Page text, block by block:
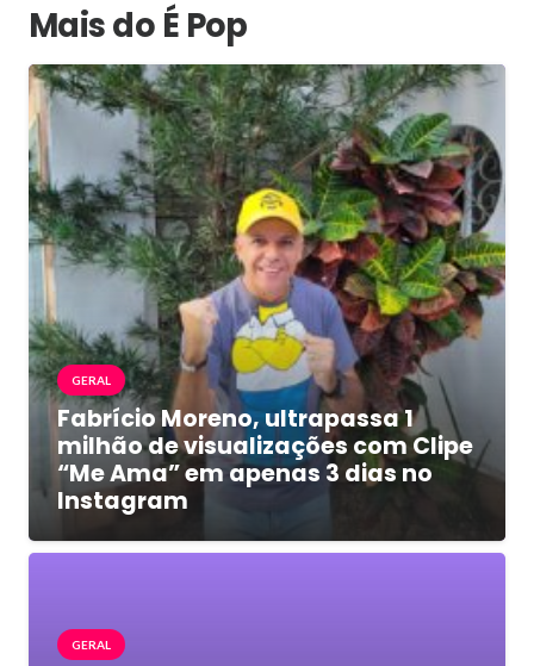
Mais do É Pop
GERAL
Fabrício Moreno, ultrapassa 1
milhão de visualizações com Clipe
“Me Ama” em apenas 3 dias no
Instagram
GERAL